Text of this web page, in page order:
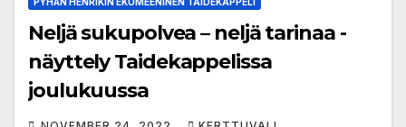
Neljä sukupolvea – neljä tarinaa -
näyttely Taidekappelissa
joulukuussa